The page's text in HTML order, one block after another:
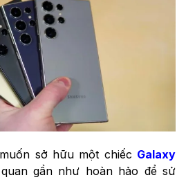
sở hữu một chiếc Galaxy
gần như hoàn hảo để sử